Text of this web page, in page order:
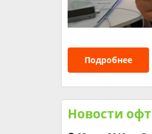
Подробнее
Новости